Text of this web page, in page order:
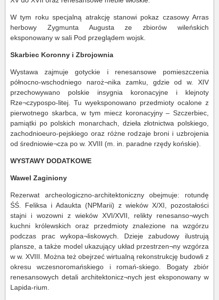
W tym roku specjalną atrakcję stanowi pokaz czasowy Arras
herbowy Zygmunta Augusta ze zbiorów wileńskich
eksponowany w sali Pod przeglądem wojsk.
Skarbiec Koronny i Zbrojownia
Wystawa zajmuje gotyckie i renesansowe pomieszczenia
północno-wschodniego naroż¬nika zamku, gdzie od w. XIV
przechowywano polskie insygnia koronacyjne i klejnoty
Rze¬czypospo-litej. Tu wyeksponowano przedmioty ocalone z
pierwotnego skarbca, w tym miecz koronacyjny – Szczerbiec,
pamiątki po polskich monarchach, dzieła złotnictwa polskiego,
zachodnioeuro-pejskiego oraz różne rodzaje broni i uzbrojenia
od średniowie¬cza po w. XVIII (m. in. paradne rzędy końskie).
WYSTAWY DODATKOWE
Wawel Zaginiony
Rezerwat archeologiczno-architektoniczny obejmuje: rotundę
ŚŚ. Feliksa i Adaukta (NPMarii) z wieków X/XI, pozostałości
stajni i wozowni z wieków XVI/XVII, relikty renesanso¬wych
kuchni królewskich oraz przedmioty znalezione na wzgórzu
podczas prac wykopa¬liskowych. Dzieje zabudowy ilustrują
plansze, a także model ukazujący układ przestrzen¬ny wzgórza
w w. XVIII. Można też obejrzeć wirtualną rekonstrukcję budowli z
okresu wczesnoromańskiego i romań-skiego. Bogaty zbiór
renesansowych detali architektonicz¬nych jest eksponowany w
Lapida-rium.